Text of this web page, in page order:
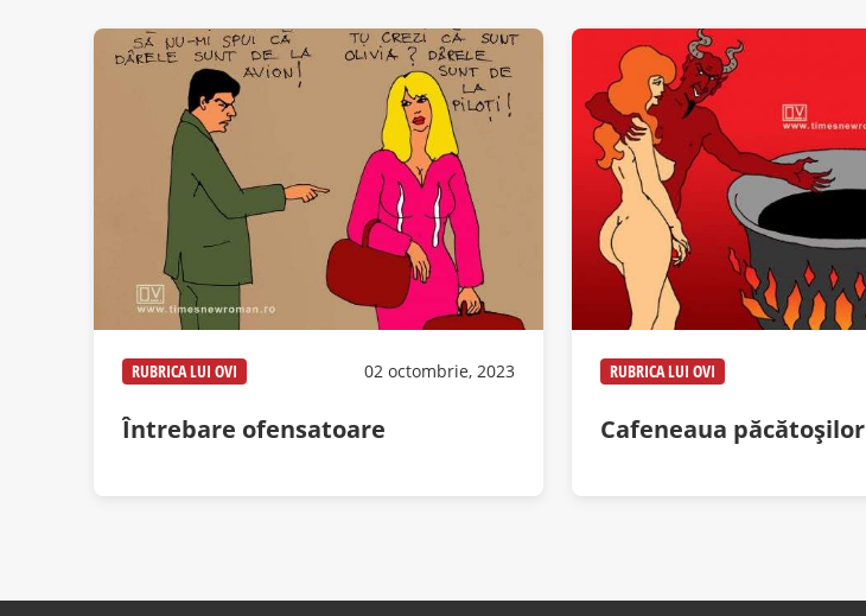
RUBRICA LUI OVI 02 octombrie, 2023
Întrebare ofensatoare
RUBRICA LUI OVI
Cafeneaua păcătoşilor